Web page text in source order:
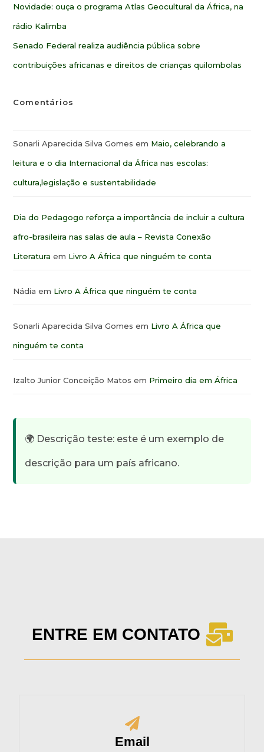
Novidade: ouça o programa Atlas Geocultural da África, na
rádio Kalimba
Senado Federal realiza audiência pública sobre
contribuições africanas e direitos de crianças quilombolas
Comentários
Sonarli Aparecida Silva Gomes em Maio, celebrando a
leitura e o dia Internacional da África nas escolas:
cultura,legislação e sustentabilidade
Dia do Pedagogo reforça a importância de incluir a cultura
afro-brasileira nas salas de aula – Revista Conexão
Literatura em Livro A África que ninguém te conta
Nádia em Livro A África que ninguém te conta
Sonarli Aparecida Silva Gomes em Livro A África que
ninguém te conta
Izalto Junior Conceição Matos em Primeiro dia em África
🌍 Descrição teste: este é um exemplo de
descrição para um país africano.
ENTRE EM CONTATO
Email